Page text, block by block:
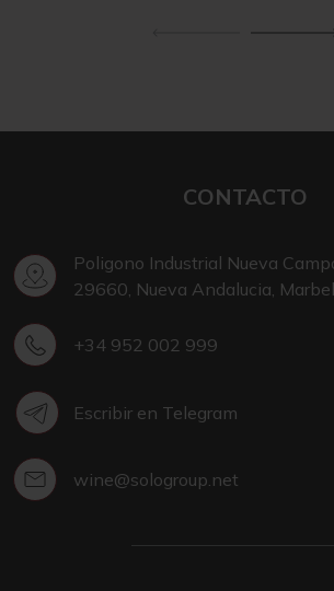
CONTACTO
Poligono Industrial Nueva
29660, Nueva Andalucia,
+34 952 002 999
Escribir en Telegram
wine@sologroup.net